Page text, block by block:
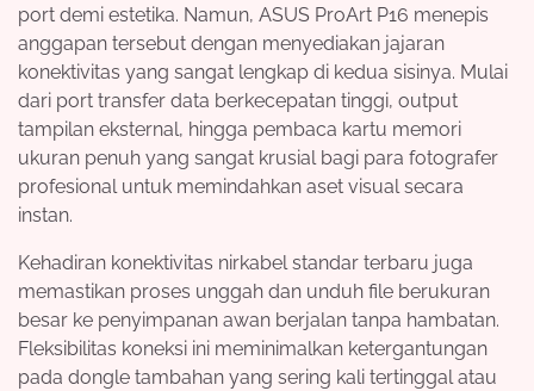
port demi estetika. Namun, ASUS ProArt P16 menepis
anggapan tersebut dengan menyediakan jajaran
konektivitas yang sangat lengkap di kedua sisinya. Mulai
dari port transfer data berkecepatan tinggi, output
tampilan eksternal, hingga pembaca kartu memori
ukuran penuh yang sangat krusial bagi para fotografer
profesional untuk memindahkan aset visual secara
instan.
Kehadiran konektivitas nirkabel standar terbaru juga
memastikan proses unggah dan unduh file berukuran
besar ke penyimpanan awan berjalan tanpa hambatan.
Fleksibilitas koneksi ini meminimalkan ketergantungan
pada dongle tambahan yang sering kali tertinggal atau